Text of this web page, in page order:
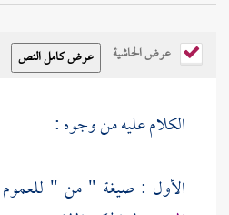
عرض الحاشية
الكلام عليه من وجوه :
الأول : صيغة " من "